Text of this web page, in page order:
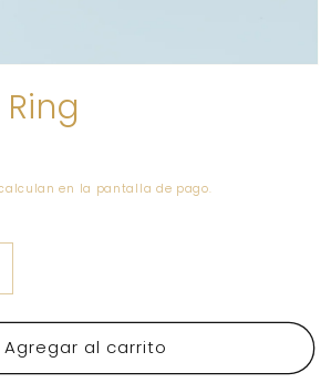
Ring
en la pantalla de pago.
Agregar al carrito